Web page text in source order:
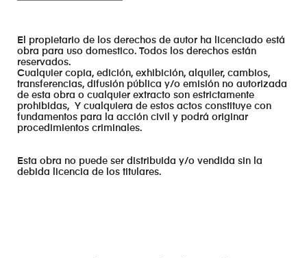
El propietario de los derechos de autor ha licenciado está
obra para uso domestico. Todos los derechos están
reservados.
Cualquier copia, edición, exhibición, alquiler, cambios,
transferencias, difusión pública y/o emisión no autorizada
de esta obra o cualquier extracto son estrictamente
prohibidas, Y cualquiera de estos actos constituye con
fundamentos para la acción civil y podrá originar
procedimientos criminales.
Esta obra no puede ser distribuida y/o vendida sin la
debida licencia de los titulares.